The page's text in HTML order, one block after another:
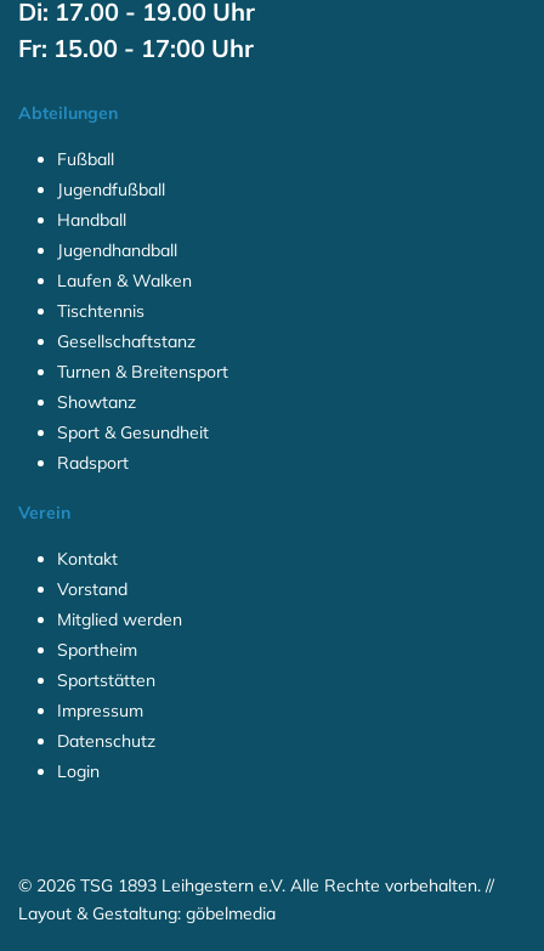
Di: 17.00 - 19.00 Uhr
Fr: 15.00 - 17:00 Uhr
Abteilungen
Fußball
Jugendfußball
Handball
Jugendhandball
Laufen & Walken
Tischtennis
Gesellschaftstanz
Turnen & Breitensport
Showtanz
Sport & Gesundheit
Radsport
Verein
Kontakt
Vorstand
Mitglied werden
Sportheim
Sportstätten
Impressum
Datenschutz
Login
© 2026 TSG 1893 Leihgestern e.V. Alle Rechte vorbehalten. //
Layout & Gestaltung: göbelmedia